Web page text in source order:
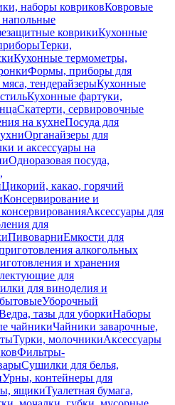
наборы ковриковКовровые
коврикиКухонные
Терки,
Кухонные термометры,
Формы, приборы для
тендерайзерыКухонные
Кухонные фартуки,
Скатерти, сервировочные
на кухнеПосуда для
Органайзеры для
и аксессуары на
Одноразовая посуда,
Цикорий, какао, горячий
Консервирование и
Аксессуары для
для
ПивоварниЕмкости для
алкогольных
и хранения
для
для виноделия и
Уборочный
тазы для уборкиНаборы
чайникиЧайники заварочные,
Турки, молочникиАксессуары
Фильтры-
Сушилки для белья,
Урны, контейнеры для
ящикиТуалетная бумага,